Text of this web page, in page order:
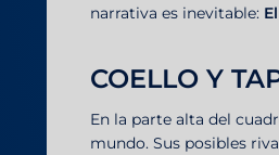
narrativa es inevitable:
COELLO Y
En la parte alta del
mundo. Sus posibles